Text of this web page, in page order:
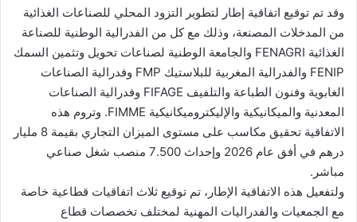
وقد تم توقيع اتفاقية إطار لتطوير التزود المحلي للصناعات الغذائية
من المدخلات المصنعة، وذلك مع كل من الفدرالية الوطنية للصناعة
الغذائية FENAGRI والجامعة الوطنية لصناعات تحويل وتثمين السمك
FENIP والفدرالية المغربية للبلاستيك FMP وفدرالية الصناعات
الغابوية وفنون الطباعة والتلفيف FIFAGE وفدرالية الصناعات
المعدنية والميكانيكية والإليكتروميكانيكية FIMME. وتروم هذه
الاتفاقية تحقيق مكاسب على مستوى الميزان التجاري بقيمة 8 مليار
درهم في أفق عام 2026 وإحداث 7.500 منصب شغل صناعي
مباشر.
ولتفعيل هذه الاتفاقية الإطار، تم توقيع ثلاث اتفاقيات قطاعية خاصة
مع الجمعيات والفدراليات المهنية لمختلف تخصصات قطاع